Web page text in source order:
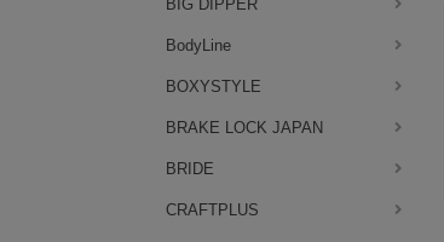
BIG DIPPER
BodyLine
BOXYSTYLE
BRAKE LOCK JAPAN
BRIDE
CRAFTPLUS